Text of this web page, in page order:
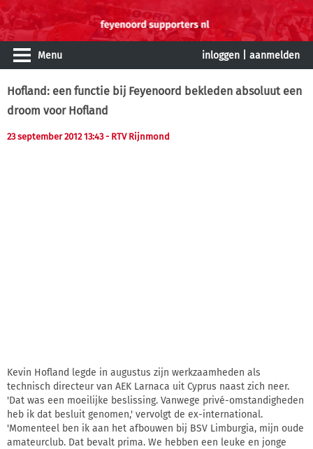
Menu inloggen aanmelden
Hofland: een functie bij Feyenoord bekleden absoluut een
droom voor Hofland
23 september 2012 13:43- RTV Rijnmond
Kevin Hofland legde in augustus zijn werkzaamheden als
technisch directeur van AEK Larnaca uit Cyprus naast zich neer.
'Dat was een moeilijke beslissing. Vanwege privé-omstandigheden
heb ik dat besluit genomen,' vervolgt de ex-international.
'Momenteel ben ik aan het afbouwen bij BSV Limburgia, mijn oude
amateurclub. Dat bevalt prima. We hebben een leuke en jonge